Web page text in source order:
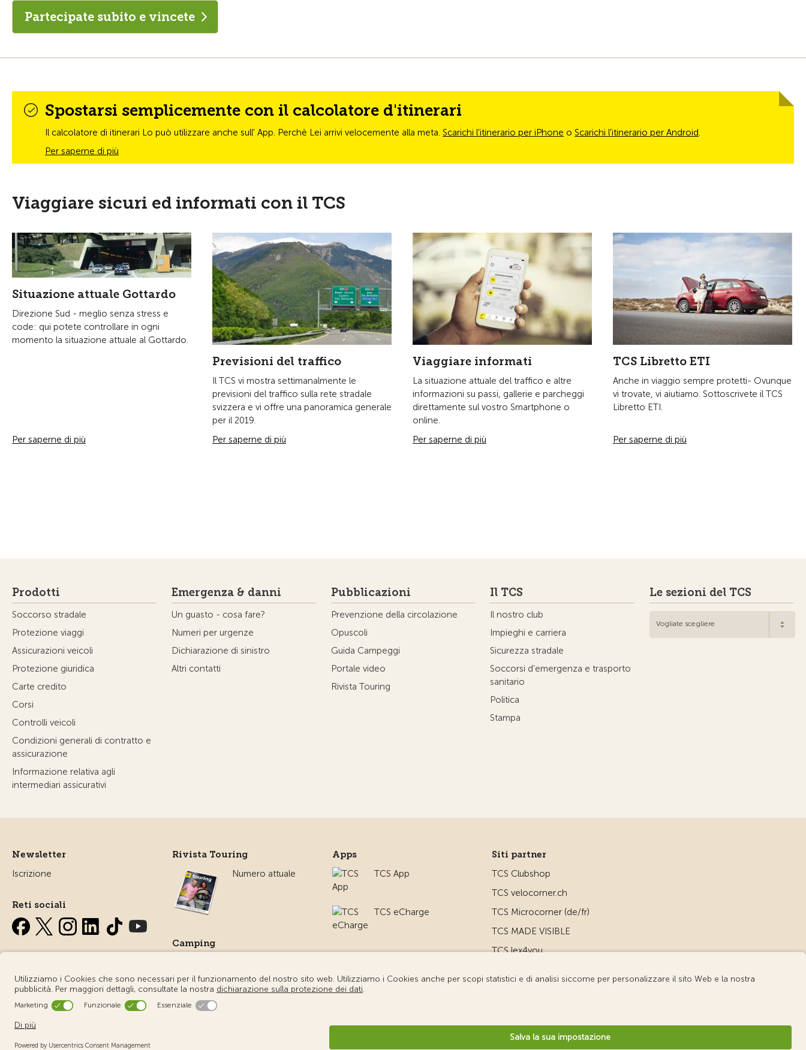
Partecipate subito e vincete
Spostarsi semplicemente con il calcolatore d'itinerari
Il calcolatore di itinerari Lo può utilizzare anche sull' App. Perchè Lei arrivi velocemente alla meta. Scarichi l'itinerario per iPhone o Scarichi l'itinerario per Android.
Per saperne di più
Viaggiare sicuri ed informati con il TCS
Situazione attuale Gottardo
Direzione Sud - meglio senza stress e
code: qui potete controllare in ogni
momento la situazione attuale al Gottardo.
Per saperne di più
Previsioni del traffico
Il TCS vi mostra settimanalmente le
previsioni del traffico sulla rete stradale
svizzera e vi offre una panoramica generale
per il 2019.
Per saperne di più
Viaggiare informati
La situazione attuale del traffico e altre
informazioni su passi, gallerie e parcheggi
direttamente sul vostro Smartphone o
online.
Per saperne di più
TCS Libretto ETI
Anche in viaggio sempre protetti- Ovunque
vi trovate, vi aiutiamo. Sottoscrivete il TCS
Libretto ETI.
Per saperne di più
Prodotti
Soccorso stradale
Protezione viaggi
Assicurazioni veicoli
Protezione giuridica
Carte credito
Corsi
Controlli veicoli
Condizioni generali di contratto e
assicurazione
Informazione relativa agli
intermediari assicurativi
Emergenza & danni
Un guasto - cosa fare?
Numeri per urgenze
Dichiarazione di sinistro
Altri contatti
Pubblicazioni
Prevenzione della circolazione
Opuscoli
Guida Campeggi
Portale video
Rivista Touring
Il TCS
Il nostro club
Impieghi e carriera
Sicurezza stradale
Soccorsi d'emergenza e trasporto
sanitario
Politica
Stampa
Le sezioni del TCS
Vogliate scegliere
Newsletter
Iscrizione
Reti sociali
Rivista Touring
Numero attuale
Camping
campeggio
Apps
TCS App
TCS eCharge
Siti partner
TCS Clubshop
TCS velocorner.ch
TCS Microcorner (de/fr)
TCS MADE VISIBLE
TCS lex4you
© Touring Club Svizzero Condizioni d'uso – Informazioni giuridiche